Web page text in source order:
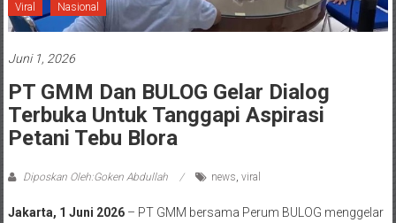
Viral Nasional
Juni 1, 2026
PT GMM Dan BULOG Gelar Dialog
Terbuka Untuk Tanggapi Aspirasi
Petani Tebu Blora
Diposkan Oleh:Goken Abdullah news, viral
Jakarta, 1 Juni 2026– PT GMM bersama Perum BULOG menggelar